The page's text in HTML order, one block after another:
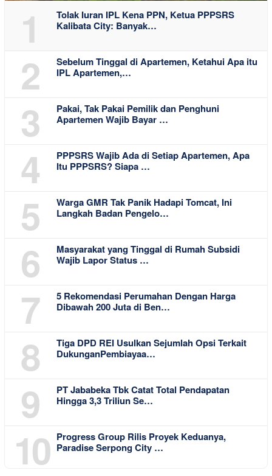
1
Tolak Iuran IPL Kena PPN, Ketua PPPSRS
Kalibata City: Banyak…
2
Sebelum Tinggal di Apartemen, Ketahui Apa itu
IPL Apartemen,…
3
Pakai, Tak Pakai Pemilik dan Penghuni
Apartemen Wajib Bayar …
4
PPPSRS Wajib Ada di Setiap Apartemen, Apa
Itu PPPSRS? Siapa …
5
Warga GMR Tak Panik Hadapi Tomcat, Ini
Langkah Badan Pengelo…
6
Masyarakat yang Tinggal di Rumah Subsidi
Wajib Lapor Status …
7
5 Rekomendasi Perumahan Dengan Harga
Dibawah 200 Juta di Ben…
8
Tiga DPD REI Usulkan Sejumlah Opsi Terkait
DukunganPembiayaa…
9
PT Jababeka Tbk Catat Total Pendapatan
Hingga 3,3 Triliun Se…
10
Progress Group Rilis Proyek Keduanya,
Paradise Serpong City …